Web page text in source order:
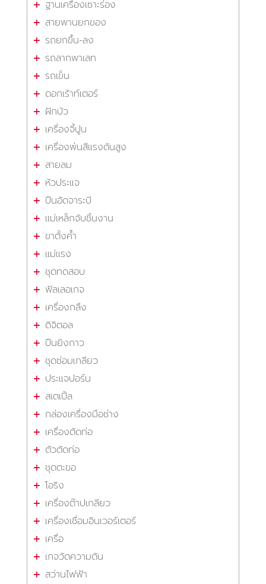
ฐานเครื่องเซาะร่อง
สายพานยกของ
รถยกขึ้น-ลง
รถลากพาเลท
รถเข็น
ดอกเร้าท์เตอร์
ฝักบัว
เครื่องจี้ปูน
เครื่องพ่นสีแรงดันสูง
สายลม
หัวประแจ
ปืนอัดจาระบี
แม่เหล็กจับชิ้นงาน
ขาตั้งค้ำ
แม่แรง
ชุดทดสอบ
ฟิลเลอเกจ
เครื่องกลึง
ดิจิตอล
ปืนยิงกาว
ชุดซ่อมเกลียว
ประแจปอร์น
สเตเปิ้ล
กล่องเครื่องมือช่าง
เครื่องตัดท่อ
ตัวตัดท่อ
ชุดตะขอ
โอริง
เครื่องต๊าปเกลียว
เครื่องเชื่อมอินเวอร์เตอร์
เครื่อ
เกจวัดความดัน
สว่านไฟฟ้า